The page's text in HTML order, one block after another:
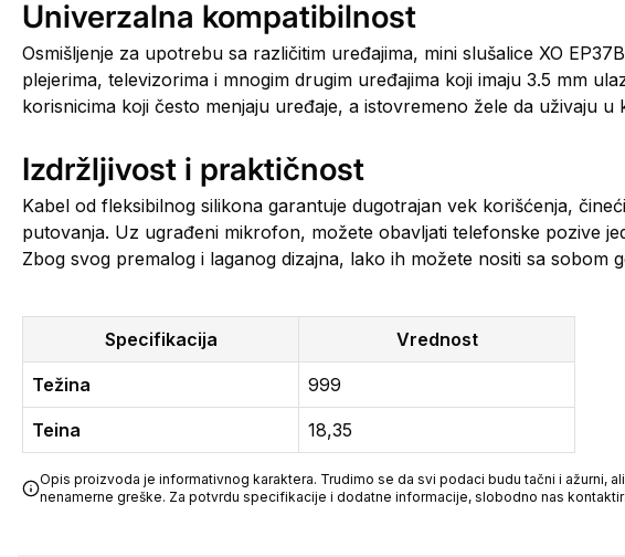
Univerzalna kompatibilnost
Osmišljenje za upotrebu sa različitim uređajima, mini slušalice XO
plejerima, televizorima i mnogim drugim uređajima koji imaju 3.5 mm
korisnicima koji često menjaju uređaje, a istovremeno žele da uživaju u
Izdržljivost i praktičnost
Kabel od fleksibilnog silikona garantuje dugotrajan vek korišćenja,
putovanja. Uz ugrađeni mikrofon, možete obavljati telefonske pozive
Zbog svog premalog i laganog dizajna, lako ih možete nositi sa sobom
Specifikacija Vrednost
Težina 999
Teina 18,35
Opis proizvoda je informativnog karaktera. Trudimo se da svi podaci budu tačni i ažurni,
nenamerne greške. Za potvrdu specifikacije i dodatne informacije, slobodno nas